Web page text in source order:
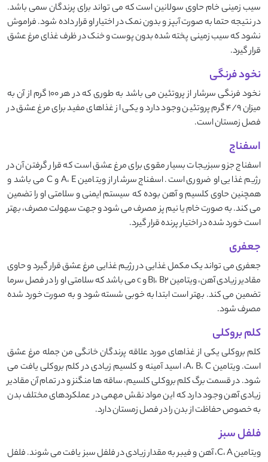
سیب زمینی خام حاوی سولانین است که می تواند برای پرندگان سمی باشد.
در نتیجه حتما به صورت آبپز و بدون نمک در اختیار او قرار داده شود. فراموش
نشود که سیب زمینی پخته شده بدون پوست و خنک در ظرف غذای مرغ عشق
قرار گیرد.
نخود فرنگی
نخود فرنگی سرشار از پروتئین می باشد به طوری که در هر 100 گرم از آن به
میزان 4/9 گرم پروتئین وجود دارد و یکی از غذاهای مفید برای مرغ عشق در
فصل زمستان است.
اسفناج
اسفناج جزو سبزیجات بسیار مقوی برای مرغ عشق است که قرار گرفتن آن در
رژیم غذایی او ضروری است. اسفناج سرشار از ویتامین A، E و C می باشد و
همچنین حاوی کلسیم و آهن بوده که سیستم ایمنی و سلامتی او را تضمین
می کند. به صورت خام یا نیم پز مصرف می شود و جهت سهولت مصرف، بهتر
است خورد شده در اختیار پرنده قرار گیرد.
جعفری
جعفری می تواند یک مکمل غذایی در رژیم غذایی مرغ عشق قرار گیرد و حاوی
مقادیر زیادی آهن، ویتامین B1، B2 و c می باشد که سلامتی او را در فصل سرما
تضمین می کند. بهتر است ابتدا به خوبی شسته شود و به صورت خورد شده
مصرف شود.
کلم بروکلی
کلم بروکلی یکی از غذاهای مورد علاقه پرندگان خانگی من جمله مرغ عشق
است. ویتامین A، B، C، اسید آمینه و کلسیم زیادی در کلم بروکلی یافت می
شود. در قسمت برگ کلم بروکلی کلسیم، ساقه ها منگنز و در تمام آن مقادیر
زیادی آهن وجود دارد که این مواد نقش مهمی در عملکردهای مختلف بدن
به خصوص حفاظت از بدن را در فصل زمستان دارد.
فلفل سبز
ویتامین C، A، آهن و فیبر به مقدار زیادی در فلفل سبز یافت می شوند. فلفل